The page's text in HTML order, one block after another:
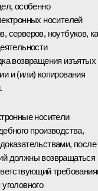
особенно
носителей
серверов, ноутбуков,
возвращения изъятых
и (или) копирования
носители
производства,
после
должны возвращаться